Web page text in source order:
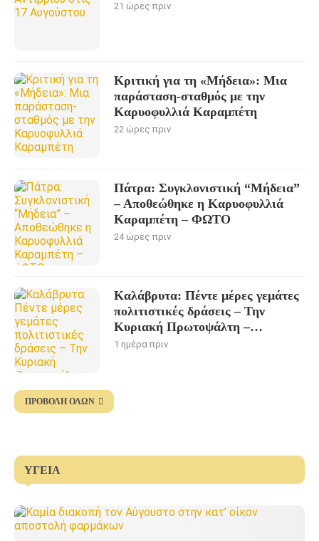
21 ώρες πριν
Kριτική για τη «Μήδεια»: Μια
παράσταση-σταθμός με την
Καρυοφυλλιά Καραμπέτη
22 ώρες πριν
Πάτρα: Συγκλονιστική “Μήδεια”
– Αποθεώθηκε η Καρυοφυλλιά
Καραμπέτη – ΦΩΤΟ
24 ώρες πριν
Καλάβρυτα: Πέντε μέρες γεμάτες
πολιτιστικές δράσεις – Την
Κυριακή Πρωτοψάλτη –
Πορτοκάλογλου
1 ημέρα πριν
ΠΡΟΒΟΛΉ ΌΛΩΝ
ΥΓΕΊΑ